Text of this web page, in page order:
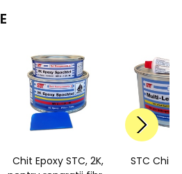
Chit Epoxy STC, 2K,
STC Chit